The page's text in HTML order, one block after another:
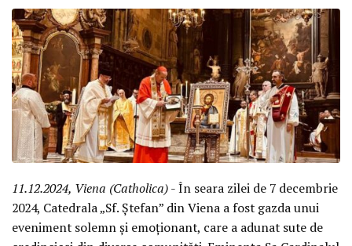
11.12.2024, Viena (Catholica)- În seara zilei de 7 decembrie
2024, Catedrala „Sf. Ștefan” din Viena a fost gazda unui
eveniment solemn și emoționant, care a adunat sute de